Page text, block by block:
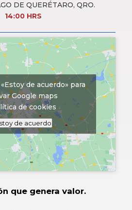
DE QUERÉTARO, QRO.
14:00 HRS
de acuerdo» para
Google maps
de cookies
de acuerdo
que genera valor.